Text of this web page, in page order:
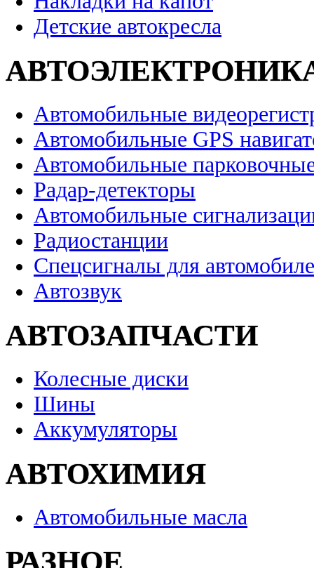
Детские автокресла
Автомобильные
Автомобильные GPS
Автомобильные
Радар-детекторы
Автомобильные
Радиостанции
Спецсигналы для
Автозвук
АВТОЗАПЧАСТИ
Колесные диски
Шины
Аккумуляторы
АВТОХИМИЯ
Автомобильные масла
РАЗНОЕ